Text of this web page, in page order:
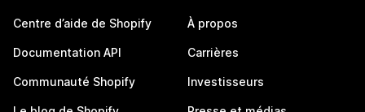
Centre d’aide de Shopify
Documentation API
Communauté Shopify
À propos
Carrières
Investisseurs